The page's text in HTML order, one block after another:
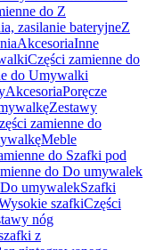
do Z
zasilanie bateryjneZ
AkcesoriaInne
Części zamienne do
do Umywalki
AkcesoriaPoręcze
Zestawy
zamienne do
Meble
do Szafki pod
do Do umywalek
umywalekSzafki
szafkiCzęści
nóg
z